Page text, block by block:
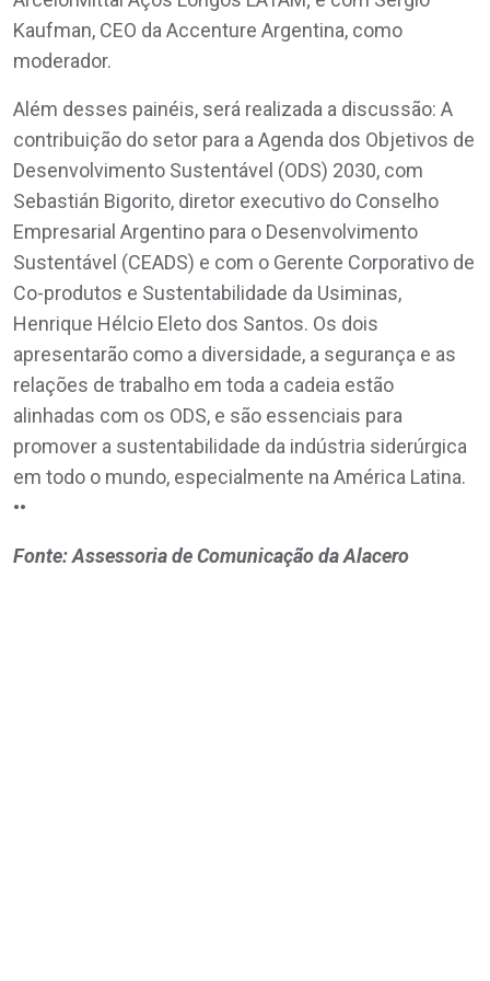
Kaufman, CEO da Accenture Argentina, como
moderador.
Além desses painéis, será realizada a discussão: A
contribuição do setor para a Agenda dos Objetivos de
Desenvolvimento Sustentável (ODS) 2030, com
Sebastián Bigorito, diretor executivo do Conselho
Empresarial Argentino para o Desenvolvimento
Sustentável (CEADS) e com o Gerente Corporativo de
Co-produtos e Sustentabilidade da Usiminas,
Henrique Hélcio Eleto dos Santos. Os dois
apresentarão como a diversidade, a segurança e as
relações de trabalho em toda a cadeia estão
alinhadas com os ODS, e são essenciais para
promover a sustentabilidade da indústria siderúrgica
em todo o mundo, especialmente na América Latina.
••
Fonte: Assessoria de Comunicação da Alacero